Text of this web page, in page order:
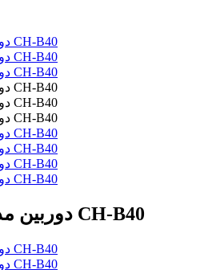
دوربین مداربسته داهوا مدل CH-B40